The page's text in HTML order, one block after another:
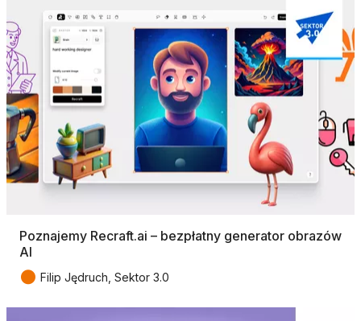
Poznajemy Recraft.ai – bezpłatny generator obrazów
AI
● Filip Jędruch, Sektor 3.0